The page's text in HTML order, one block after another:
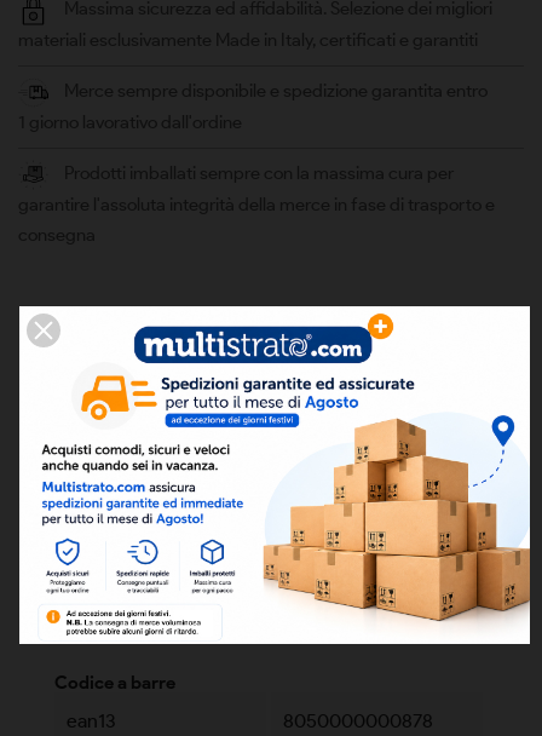
DESCRIZIONE
Codice prodotto:TU0024
Condizione Nuovo
Codice a barre
ean13 8050000000878